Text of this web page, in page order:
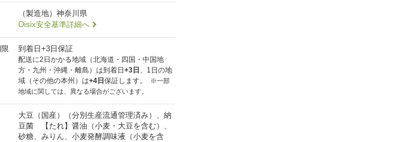
にピッタリ
モチ食感チーズ
人気二段重「高砂」と
格中華オードブル
（製造地）神奈川県
Oisix安全基準詳細へ
到着日+3日保証
配送に2日かかる地域（北海道・四国・中国地
方・九州・沖縄・離島）は到着日 +3日 、1日の地
域（その他の本州）は+4日 保証します。
※一部
地域に関しては、異なる場合がございます。
大豆（国産）（分別生産流通管理済み）、納
豆菌 【たれ】醤油（小麦・大豆を含む）、
砂糖、みりん、小麦発酵調味液（小麦を含